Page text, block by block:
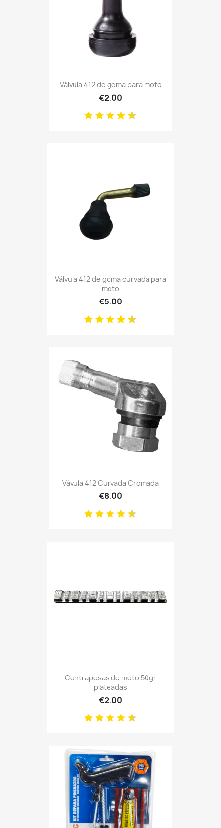
Válvula 412 de goma para moto
€2.00
Válvula 412 de goma curvada para
moto
€5.00
Vávula 412 Curvada Cromada
€8.00
Contrapesas de moto 50gr
plateadas
€2.00